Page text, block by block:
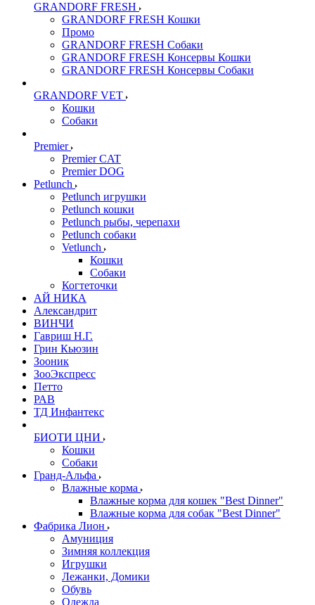
GRANDORF FRESH
GRANDORF FRESH Кошки
Промо
GRANDORF FRESH Собаки
GRANDORF FRESH Консервы Кошки
GRANDORF FRESH Консервы Собаки
GRANDORF VET
Кошки
Собаки
Premier
Premier CAT
Premier DOG
Petlunch
Petlunch игрушки
Petlunch кошки
Petlunch рыбы, черепахи
Petlunch собаки
Vetlunch
Кошки
Собаки
Когтеточки
АЙ НИКА
Александрит
ВИНЧИ
Гавриш Н.Г.
Грин Кьюзин
Зооник
ЗооЭкспресс
Петто
РАВ
ТД Инфантекс
БИОТИ ЦНИ
Кошки
Собаки
Гранд-Альфа
Влажные корма
Влажные корма для кошек "Best Dinner"
Влажные корма для собак "Best Dinner"
Фабрика Лион
Амуниция
Зимняя коллекция
Игрушки
Лежанки, Домики
Обувь
Одежда